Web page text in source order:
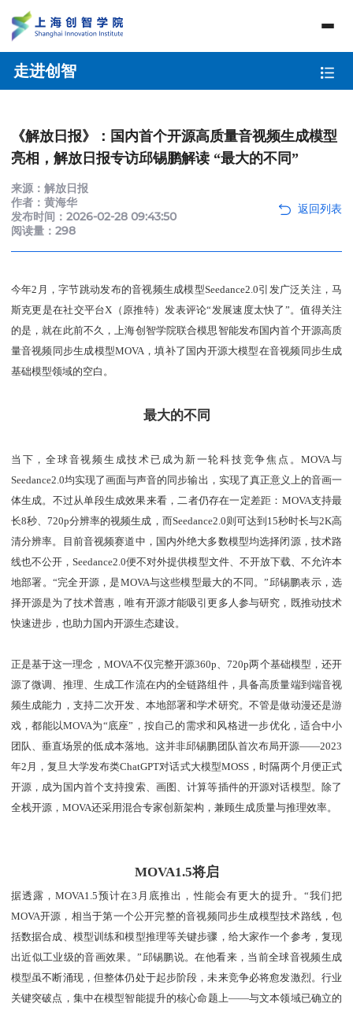
走进创智
《解放日报》：国内首个开源高质量音视频生成模型
亮相，解放日报专访邱锡鹏解读 “最大的不同”
来源：解放日报
作者：黄海华
发布时间：2026-02-28 09:43:50
阅读量： 298
今年2月，字节跳动发布的音视频生成模型Seedance2.0引发广泛关注，马
斯克更是在社交平台X（原推特）发表评论“发展速度太快了”。值得关注
的是，就在此前不久，上海创智学院联合模思智能发布国内首个开源高质
量音视频同步生成模型MOVA，填补了国内开源大模型在音视频同步生成
基础模型领域的空白。
最大的不同
当下，全球音视频生成技术已成为新一轮科技竞争焦点。MOVA与
Seedance2.0均实现了画面与声音的同步输出，实现了真正意义上的音画一
体生成。不过从单段生成效果来看，二者仍存在一定差距：MOVA支持最
长8秒、720p分辨率的视频生成，而Seedance2.0则可达到15秒时长与2K高
清分辨率。目前音视频赛道中，国内外绝大多数模型均选择闭源，技术路
线也不公开，Seedance2.0便不对外提供模型文件、不开放下载、不允许本
地部署。“完全开源，是MOVA与这些模型最大的不同。”邱锡鹏表示，选
择开源是为了技术普惠，唯有开源才能吸引更多人参与研究，既推动技术
快速进步，也助力国内开源生态建设。
正是基于这一理念，MOVA不仅完整开源360p、720p两个基础模型，还开
源了微调、推理、生成工作流在内的全链路组件，具备高质量端到端音视
频生成能力，支持二次开发、本地部署和学术研究。不管是做动漫还是游
戏，都能以MOVA为“底座”，按自己的需求和风格进一步优化，适合中小
团队、垂直场景的低成本落地。这并非邱锡鹏团队首次布局开源——2023
年2月，复旦大学发布类ChatGPT对话式大模型MOSS，时隔两个月便正式
开源，成为国内首个支持搜索、画图、计算等插件的开源对话模型。除了
全栈开源，MOVA还采用混合专家创新架构，兼顾生成质量与推理效率。
MOVA1.5将启
据透露，MOVA1.5预计在3月底推出，性能会有更大的提升。“我们把
MOVA开源，相当于第一个公开完整的音视频同步生成模型技术路线，包
括数据合成、模型训练和模型推理等关键步骤，给大家作一个参考，复现
出近似工业级的音画效果。”邱锡鹏说。在他看来，当前全球音视频生成
模型虽不断涌现，但整体仍处于起步阶段，未来竞争必将愈发激烈。行业
关键突破点，集中在模型智能提升的核心命题上——与文本领域已确立的